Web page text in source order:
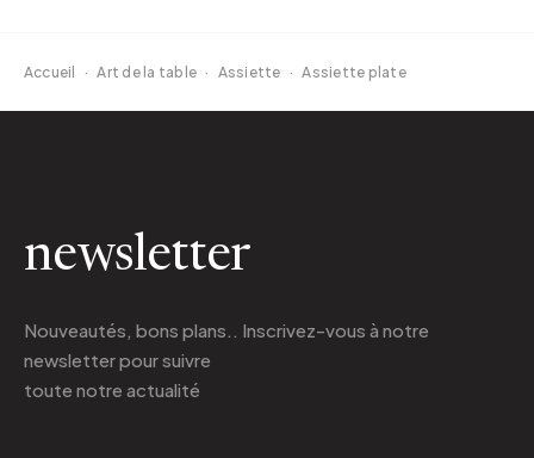
Accueil · Art de la table · Assiette · Assiette plate
newsletter
Nouveautés, bons plans.. Inscrivez-vous à notre
newsletterpour suivre
toute notre actualité